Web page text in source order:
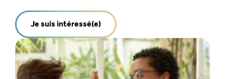
Je suis intéressé(e)